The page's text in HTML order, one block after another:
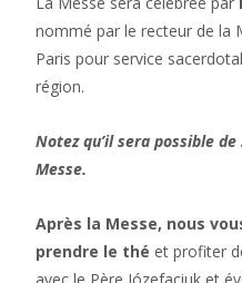
nommé par le recteur de la
Paris pour service
région.
Notez qu’il sera possible
Messe.
Après la Messe, nous
prendre le thé et profiter